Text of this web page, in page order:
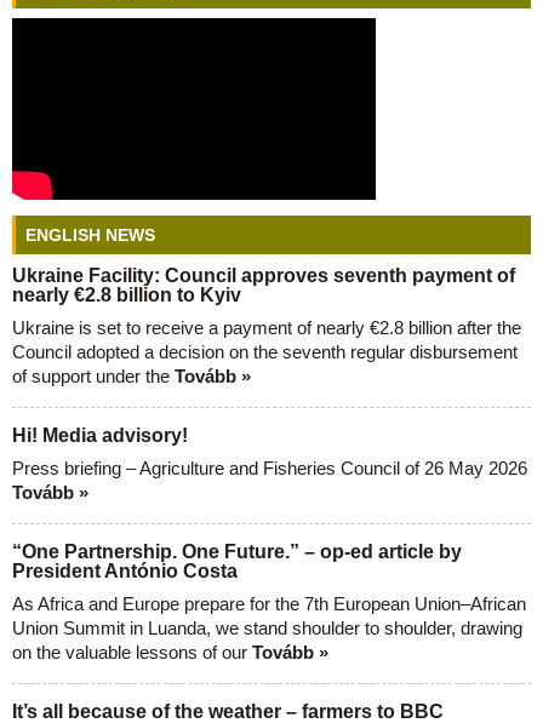
ENGLISH NEWS
Ukraine Facility: Council approves seventh payment of
nearly €2.8 billion to Kyiv
Ukraine is set to receive a payment of nearly €2.8 billion after the
Council adopted a decision on the seventh regular disbursement
of support under the Tovább »
Hi! Media advisory!
Press briefing – Agriculture and Fisheries Council of 26 May 2026
Tovább »
“One Partnership. One Future.” – op-ed article by
President António Costa
As Africa and Europe prepare for the 7th European Union–African
Union Summit in Luanda, we stand shoulder to shoulder, drawing
on the valuable lessons of our Tovább »
It’s all because of the weather – farmers to BBC